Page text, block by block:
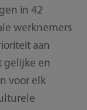
in 42
werknemers
aan
gelijke en
voor elk